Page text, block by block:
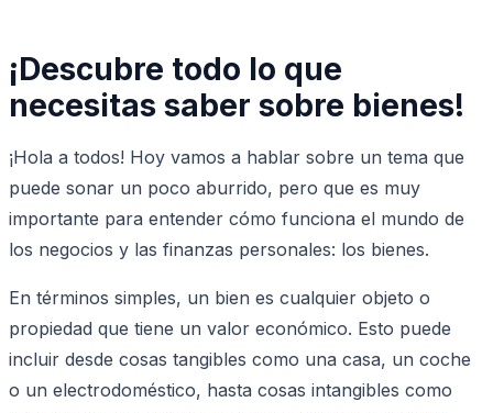
¡Descubre todo lo que
necesitas saber sobre bienes!
¡Hola a todos! Hoy vamos a hablar sobre un tema que
puede sonar un poco aburrido, pero que es muy
importante para entender cómo funciona el mundo de
los negocios y las finanzas personales: los bienes.
En términos simples, un bien es cualquier objeto o
propiedad que tiene un valor económico. Esto puede
incluir desde cosas tangibles como una casa, un coche
o un electrodoméstico, hasta cosas intangibles como